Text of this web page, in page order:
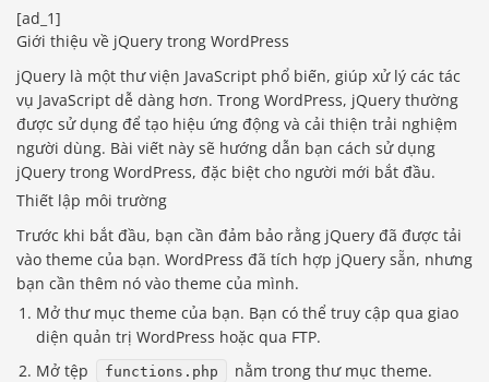
[ad_1]
Giới thiệu về jQuery trong WordPress
jQuery là một thư viện JavaScript phổ biến, giúp xử lý các tác
vụ JavaScript dễ dàng hơn. Trong WordPress, jQuery thường
được sử dụng để tạo hiệu ứng động và cải thiện trải nghiệm
người dùng. Bài viết này sẽ hướng dẫn bạn cách sử dụng
jQuery trong WordPress, đặc biệt cho người mới bắt đầu.
Thiết lập môi trường
Trước khi bắt đầu, bạn cần đảm bảo rằng jQuery đã được tải
vào theme của bạn. WordPress đã tích hợp jQuery sẵn, nhưng
bạn cần thêm nó vào theme của mình.
Mở thư mục theme của bạn. Bạn có thể truy cập qua giao
diện quản trị WordPress hoặc qua FTP.
Mở tệp
functions.php
nằm trong thư mục theme.